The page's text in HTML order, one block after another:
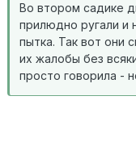
Во втором садике
прилюдно ругали и
пытка. Так вот они
их жалобы без
просто говорила -